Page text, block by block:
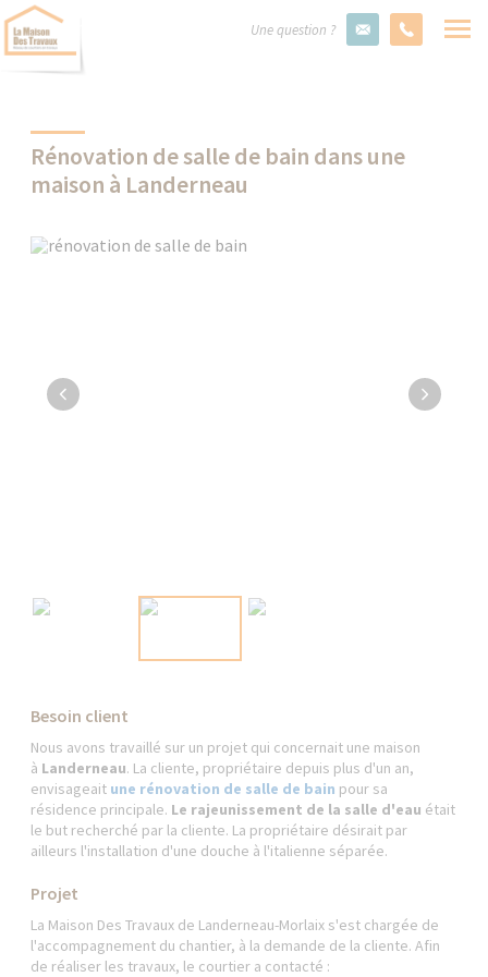
Une question ?
Rénovation de salle de bain dans une
maison à Landerneau
Besoin client
Nous avons travaillé sur un projet qui concernait une maison
à Landerneau. La cliente, propriétaire depuis plus d'un an,
envisageait une rénovation de salle de bain pour sa
résidence principale. Le rajeunissement de la salle d'eau était
le but recherché par la cliente. La propriétaire désirait par
ailleurs l'installation d'une douche à l'italienne séparée.
Projet
La Maison Des Travaux de Landerneau-Morlaix s'est chargée de
l'accompagnement du chantier, à la demande de la cliente. Afin
de réaliser les travaux, le courtier a contacté :